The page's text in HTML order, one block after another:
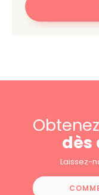
dès
Laissez-